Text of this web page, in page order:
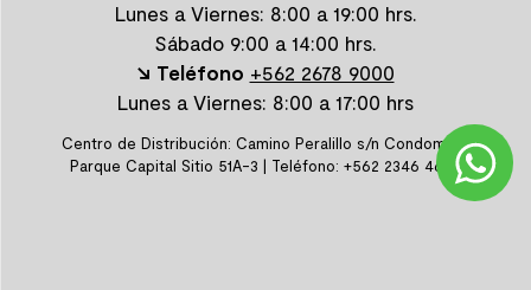
Lunes a Viernes: 8:00 a 19:00 hrs.
Sábado 9:00 a 14:00 hrs.
↘ Teléfono +562 2678 9000
Lunes a Viernes: 8:00 a 17:00 hrs
Centro de Distribución: Camino Peralillo s/n Condominio
Parque Capital Sitio 51A-3 | Teléfono: +562 2346 4600